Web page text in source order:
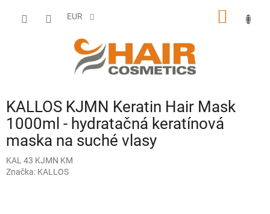
EUR
KALLOS KJMN Keratin Hair Mask
1000ml - hydratačná keratínová
maska na suché vlasy
KAL 43 KJMN KM
Značka: KALLOS